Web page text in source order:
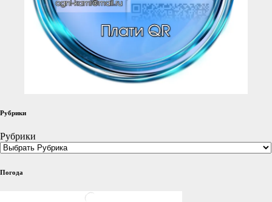
Рубрики
Рубрики
Погода